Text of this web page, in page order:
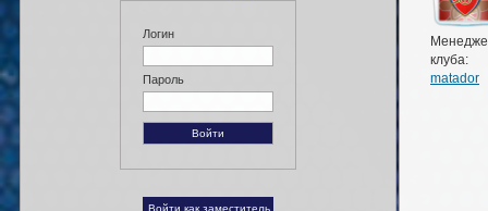
клуба:
matador
Логин
Пароль